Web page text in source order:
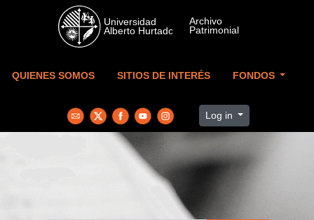
Skip to main content
QUIENES SOMOS SITIOS DE INTERÉS FONDOS
Log in